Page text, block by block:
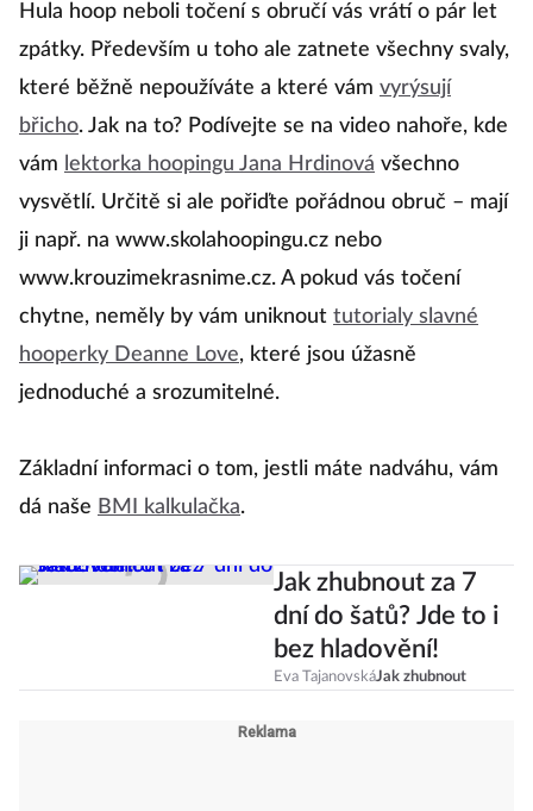
Hula hoop neboli točení s obručí vás vrátí o pár let
zpátky. Především u toho ale zatnete všechny svaly,
které běžně nepoužíváte a které vám vyrýsují
břicho. Jak na to? Podívejte se na video nahoře, kde
vám lektorka hoopingu Jana Hrdinová všechno
vysvětlí. Určitě si ale pořiďte pořádnou obruč – mají
ji např. na www.skolahoopingu.cz nebo
www.krouzimekrasnime.cz. A pokud vás točení
chytne, neměly by vám uniknout tutorialy slavné
hooperky Deanne Love, které jsou úžasně
jednoduché a srozumitelné.
Základní informaci o tom, jestli máte nadváhu, vám
dá naše BMI kalkulačka.
Jak zhubnout za 7
dní do šatů? Jde to i
bez hladovění!
Eva TajanovskáJak zhubnout